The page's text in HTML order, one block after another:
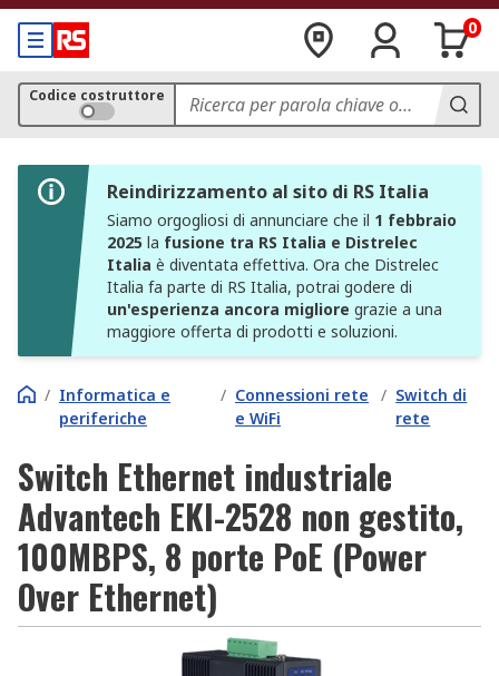
0
Codice costruttore
Reindirizzamento al sito di RS Italia
Siamo orgogliosi di annunciare che il 1 febbraio
2025 la fusione tra RS Italia e Distrelec
Italia è diventata effettiva. Ora che Distrelec
Italia fa parte di RS Italia, potrai godere di
un'esperienza ancora migliore grazie a una
maggiore offerta di prodotti e soluzioni.
/ Informatica e
periferiche
/ Connessioni rete
e WiFi
/ Switch di
rete
Switch Ethernet industriale
Advantech EKI-2528 non gestito,
100MBPS, 8 porte PoE (Power
Over Ethernet)